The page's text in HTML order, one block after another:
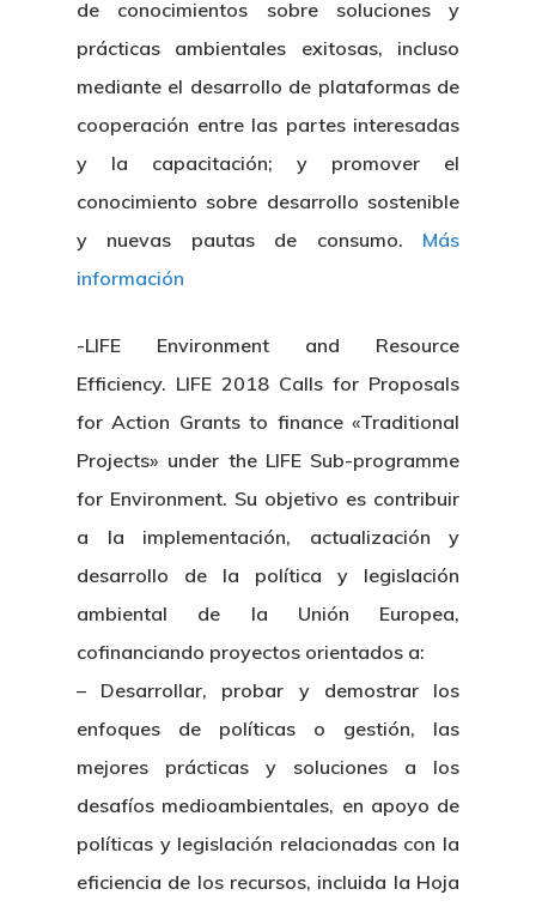
de conocimientos sobre soluciones y
prácticas ambientales exitosas, incluso
mediante el desarrollo de plataformas de
cooperación entre las partes interesadas
y la capacitación; y promover el
conocimiento sobre desarrollo sostenible
y nuevas pautas de consumo. Más
información
-LIFE Environment and Resource
Efficiency. LIFE 2018 Calls for Proposals
for Action Grants to finance «Traditional
Projects» under the LIFE Sub-programme
for Environment. Su objetivo es contribuir
a la implementación, actualización y
desarrollo de la política y legislación
ambiental de la Unión Europea,
cofinanciando proyectos orientados a:
– Desarrollar, probar y demostrar los
enfoques de políticas o gestión, las
mejores prácticas y soluciones a los
desafíos medioambientales, en apoyo de
políticas y legislación relacionadas con la
eficiencia de los recursos, incluida la Hoja